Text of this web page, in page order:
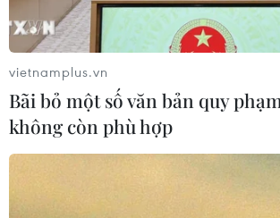
vietnamplus.vn
Bãi bỏ một số văn bản quy
không còn phù hợp